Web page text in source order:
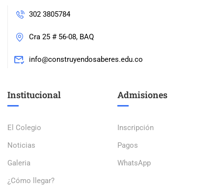
302 3805784
Cra 25 # 56-08, BAQ
info@construyendosaberes.edu.co
Institucional
El Colegio
Noticias
Galeria
¿Cómo llegar?
Admisiones
Inscripción
Pagos
WhatsApp